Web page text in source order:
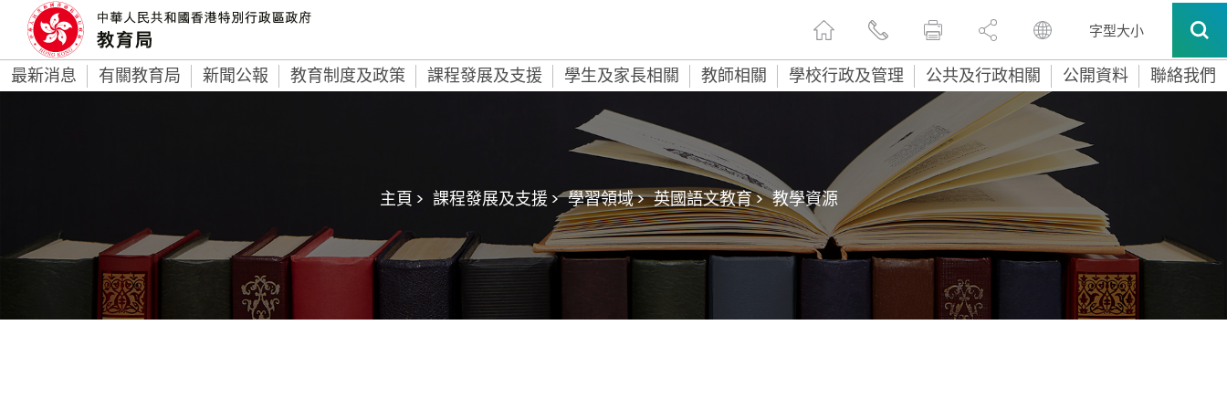
字型大小
最新消息 有關教育局 新聞公報 教育制度及政策 課程發展及支援 學生及家長相關 教師相關 學校行政及管理 公共及行政相關 公開資料 聯絡我們
主頁 > 課程發展及支援 > 學習領域 > 英國語文教育 > 教學資源